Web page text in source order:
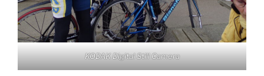
KODAK Digital Still Camera